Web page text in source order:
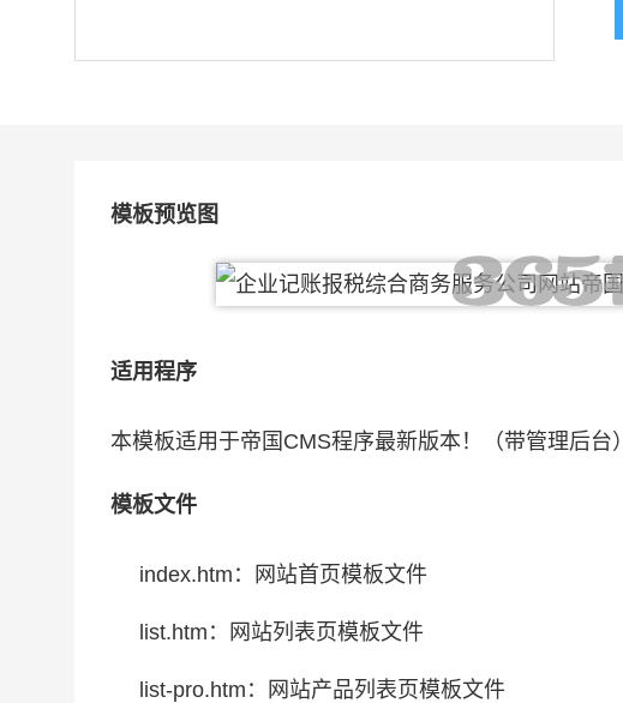
模板预览图
适用程序
本模板适用于帝国CMS程序最新版本！（带管理后台）
模板文件
index.htm：网站首页模板文件
list.htm：网站列表页模板文件
list-pro.htm：网站产品列表页模板文件